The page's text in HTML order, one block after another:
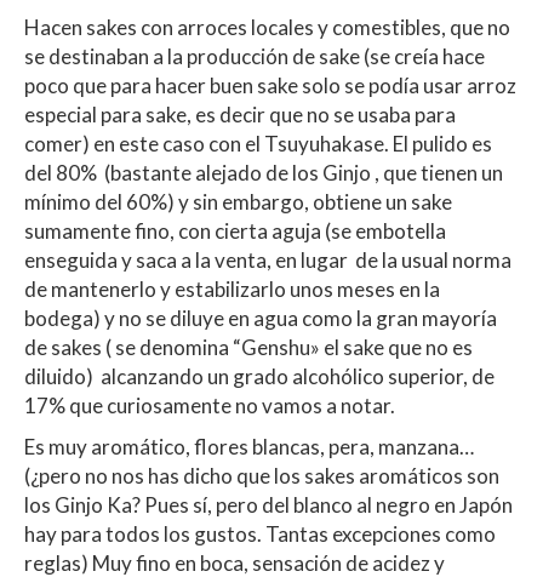
Hacen sakes con arroces locales y comestibles, que no
se destinaban a la producción de sake (se creía hace
poco que para hacer buen sake solo se podía usar arroz
especial para sake, es decir que no se usaba para
comer) en este caso con el Tsuyuhakase. El pulido es
del 80% (bastante alejado de los Ginjo , que tienen un
mínimo del 60%) y sin embargo, obtiene un sake
sumamente fino, con cierta aguja (se embotella
enseguida y saca a la venta, en lugar de la usual norma
de mantenerlo y estabilizarlo unos meses en la
bodega) y no se diluye en agua como la gran mayoría
de sakes ( se denomina “Genshu» el sake que no es
diluido) alcanzando un grado alcohólico superior, de
17% que curiosamente no vamos a notar.
Es muy aromático, flores blancas, pera, manzana…
(¿pero no nos has dicho que los sakes aromáticos son
los Ginjo Ka? Pues sí, pero del blanco al negro en Japón
hay para todos los gustos. Tantas excepciones como
reglas) Muy fino en boca, sensación de acidez y